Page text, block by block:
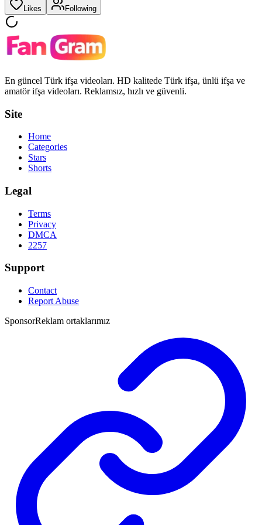
Likes Following
En güncel Türk ifşa videoları. HD kalitede Türk ifşa, ünlü ifşa ve
amatör ifşa videoları. Reklamsız, hızlı ve güvenli.
Site
Home
Categories
Stars
Shorts
Legal
Terms
Privacy
DMCA
2257
Support
Contact
Report Abuse
SponsorReklam ortaklarımız